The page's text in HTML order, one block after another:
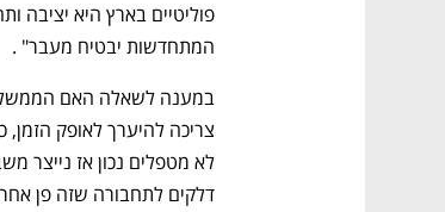
המתחדשות יבטיח מעבר" .